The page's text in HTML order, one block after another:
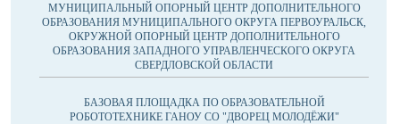
МУНИЦИПАЛЬНЫЙ ОПОРНЫЙ ЦЕНТР ДОПОЛНИТЕЛЬНОГО
ОБРАЗОВАНИЯ МУНИЦИПАЛЬНОГО ОКРУГА ПЕРВОУРАЛЬСК,
ОКРУЖНОЙ ОПОРНЫЙ ЦЕНТР ДОПОЛНИТЕЛЬНОГО
ОБРАЗОВАНИЯ ЗАПАДНОГО УПРАВЛЕНЧЕСКОГО ОКРУГА
СВЕРДЛОВСКОЙ ОБЛАСТИ
БАЗОВАЯ ПЛОЩАДКА ПО ОБРАЗОВАТЕЛЬНОЙ
РОБОТОТЕХНИКЕ ГАНОУ СО "ДВОРЕЦ МОЛОДЁЖИ"